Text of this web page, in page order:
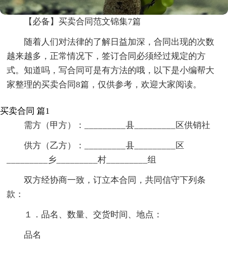
【必备】买卖合同范文锦集7篇
随着人们对法律的了解日益加深，合同出现的次数
越来越多，正常情况下，签订合同必须经过规定的方
式。知道吗，写合同可是有方法的哦，以下是小编帮大
家整理的买卖合同8篇，仅供参考，欢迎大家阅读。
买卖合同 篇1
需方（甲方）：_________县_________区供销社
供方（乙方）：_________县_________区
_________乡_________村_________组
双方经协商一致，订立本合同，共同信守下列条
款：
１．品名、数量、交货时间、地点：
品名